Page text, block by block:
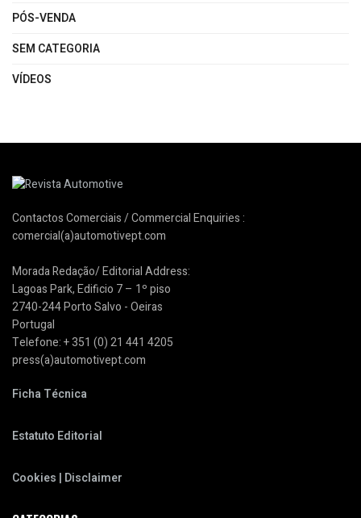
PÓS-VENDA
SEM CATEGORIA
VÍDEOS
Contactos Comerciais / Commercial Enquiries :
comercial(a)automotivept.com
Morada Redação/ Editorial Address:
Lagoas Park, Edificio 7 – 1º piso
2740-244 Porto Salvo - Oeiras
Portugal
Telefone: + 351 (0) 21 441 4205
press(a)automotivept.com
Ficha Técnica
Estatuto Editorial
Cookies | Disclaimer